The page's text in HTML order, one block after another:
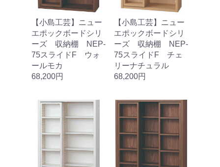
【小島工芸】ニュー
エポックボードシリ
ーズ 収納棚 NEP‐
75スライドF ウォ
ールモカ
68,200円
【小島工芸】ニュー
エポックボードシリ
ーズ 収納棚 NEP‐
75スライドF チェ
リーナチュラル
68,200円